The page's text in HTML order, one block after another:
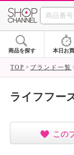
商品を探す 本日お
TOP ブランド一覧
ライフフー
この